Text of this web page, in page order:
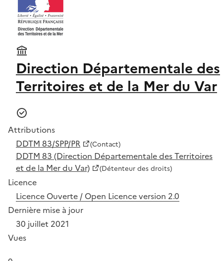
Direction Départementale des
Territoires et de la Mer du Var
Attributions
DDTM 83/SPP/PR
(Contact)
DDTM 83 (Direction Départementale des Territoires
et de la Mer du Var)
(Détenteur des droits)
Licence
Licence Ouverte / Open Licence version 2.0
Dernière mise à jour
30 juillet 2021
Vues